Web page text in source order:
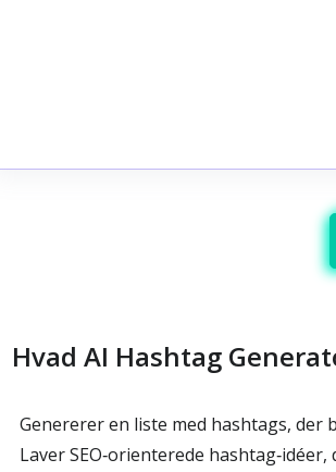
Hvad AI Hashtag
Genererer en liste med hashtags, der
Laver SEO‑orienterede